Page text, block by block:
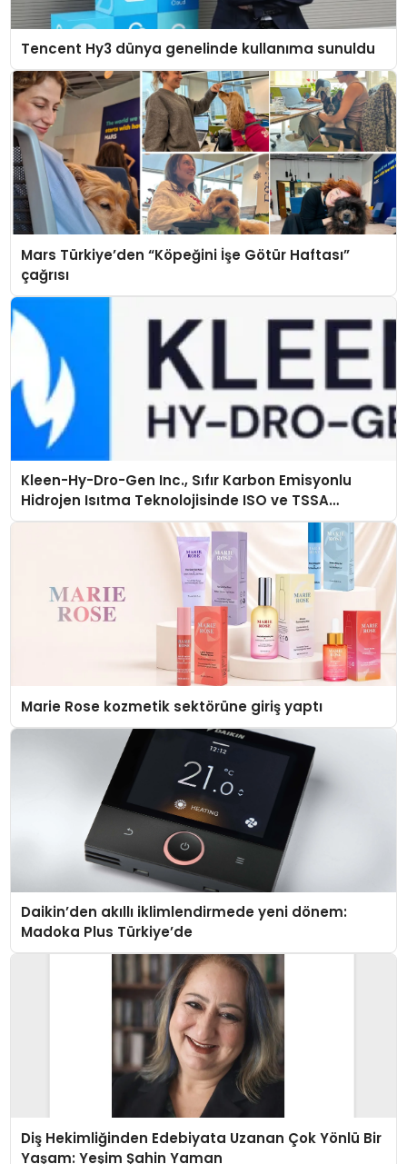
Tencent Hy3 dünya genelinde kullanıma sunuldu
Mars Türkiye’den “Köpeğini İşe Götür Haftası”
çağrısı
Kleen-Hy-Dro-Gen Inc., Sıfır Karbon Emisyonlu
Hidrojen Isıtma Teknolojisinde ISO ve TSSA
Düzenleyici Onaylarını Aldı
Marie Rose kozmetik sektörüne giriş yaptı
Daikin’den akıllı iklimlendirmede yeni dönem:
Madoka Plus Türkiye’de
Diş Hekimliğinden Edebiyata Uzanan Çok Yönlü Bir
Yaşam: Yeşim Şahin Yaman